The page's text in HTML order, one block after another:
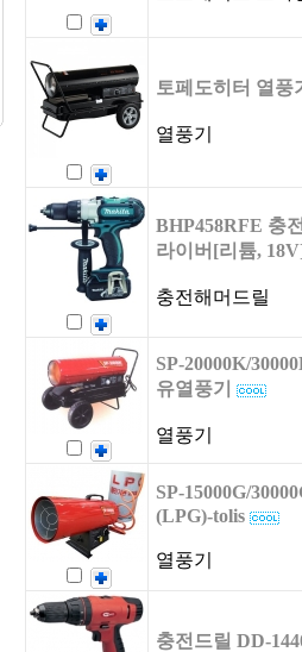
토페도히터 열풍
열풍기
BHP458RFE 충
라이버[리튬,
충전해머드릴
SP-20000K/
유열풍기
열풍기
SP-15000G/
(LPG)-tolis
열풍기
충전드릴 DD-